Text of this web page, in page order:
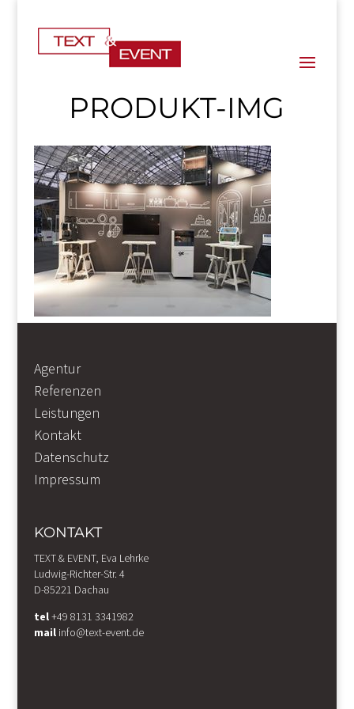
PRODUKT-IMG
Agentur
Referenzen
Leistungen
Kontakt
Datenschutz
Impressum
KONTAKT
TEXT & EVENT, Eva Lehrke
Ludwig-Richter-Str. 4
D-85221 Dachau
tel+49 8131 3341982
mailinfo@text-event.de